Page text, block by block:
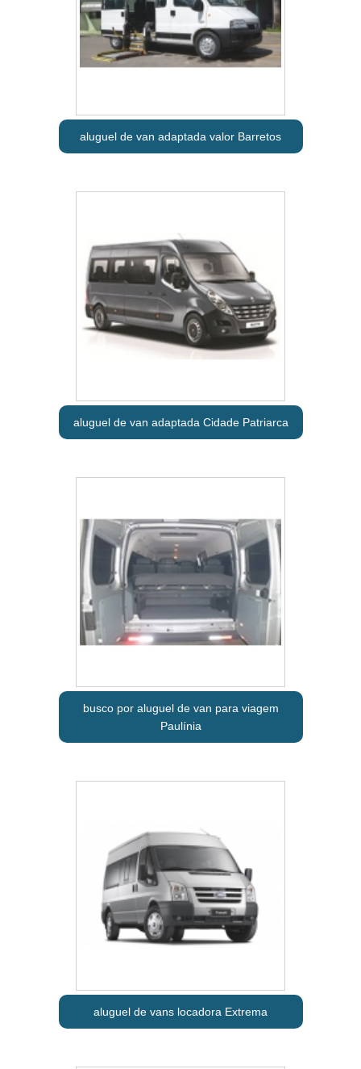
aluguel de van adaptada valor Barretos
aluguel de van adaptada Cidade Patriarca
busco por aluguel de van para viagem
Paulínia
aluguel de vans locadora Extrema